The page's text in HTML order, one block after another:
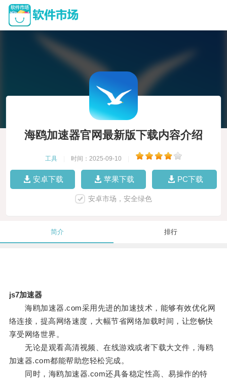
海鸥加速器官网最新版下载内容介绍
工具 时间：2025-09-10
安卓下载 苹果下载 PC下载
安卓市场，安全绿色
简介 排行
js7加速器
海鸥加速器.com采用先进的加速技术，能够有效优化网
络连接，提高网络速度，大幅节省网络加载时间，让您畅快
享受网络世界。
无论是观看高清视频、在线游戏或者下载大文件，海鸥
加速器.com都能帮助您轻松完成。
同时，海鸥加速器.com还具备稳定性高、易操作的特